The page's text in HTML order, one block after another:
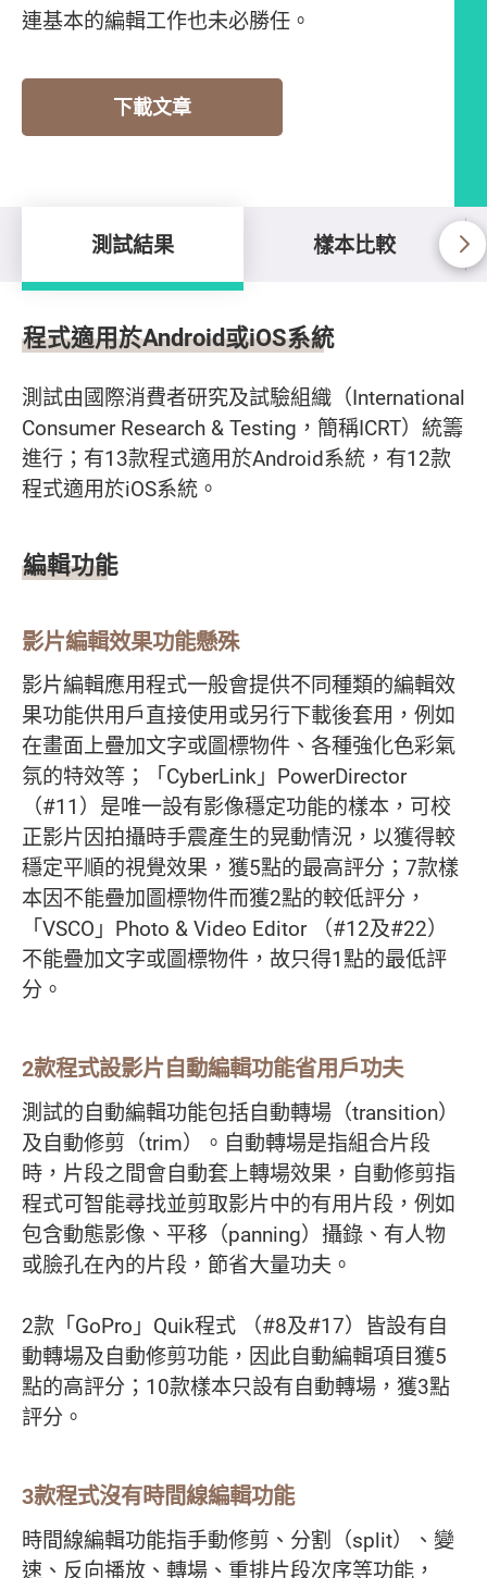
連基本的編輯工作也未必勝任。
下載文章
測試結果 樣本比較
測試結果
程式適用於Android或iOS系統
測試由國際消費者研究及試驗組織（International
Consumer Research & Testing，簡稱ICRT）統籌
進行；有13款程式適用於Android系統，有12款
程式適用於iOS系統。
編輯功能
影片編輯效果功能懸殊
影片編輯應用程式一般會提供不同種類的編輯效
果功能供用戶直接使用或另行下載後套用，例如
在畫面上疊加文字或圖標物件、各種強化色彩氣
氛的特效等；「CyberLink」PowerDirector
（#11）是唯一設有影像穩定功能的樣本，可校
正影片因拍攝時手震產生的晃動情況，以獲得較
穩定平順的視覺效果，獲5點的最高評分；7款樣
本因不能疊加圖標物件而獲2點的較低評分，
「VSCO」Photo & Video Editor （#12及#22）
不能疊加文字或圖標物件，故只得1點的最低評
分。
2款程式設影片自動編輯功能省用戶功夫
測試的自動編輯功能包括自動轉場（transition）
及自動修剪（trim）。自動轉場是指組合片段
時，片段之間會自動套上轉場效果，自動修剪指
程式可智能尋找並剪取影片中的有用片段，例如
包含動態影像、平移（panning）攝錄、有人物
或臉孔在內的片段，節省大量功夫。
2款「GoPro」Quik程式 （#8及#17）皆設有自
動轉場及自動修剪功能，因此自動編輯項目獲5
點的高評分；10款樣本只設有自動轉場，獲3點
評分。
3款程式沒有時間線編輯功能
時間線編輯功能指手動修剪、分割（split）、變
速、反向播放、轉場、重排片段次序等功能，